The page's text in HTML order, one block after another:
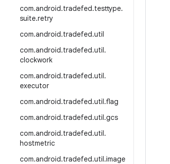
com.android.tradefed.testtype.
suite.retry
com.android.tradefed.util
com.android.tradefed.util.
clockwork
com.android.tradefed.util.
executor
com.android.tradefed.util.flag
com.android.tradefed.util.gcs
com.android.tradefed.util.
hostmetric
com.android.tradefed.util.image